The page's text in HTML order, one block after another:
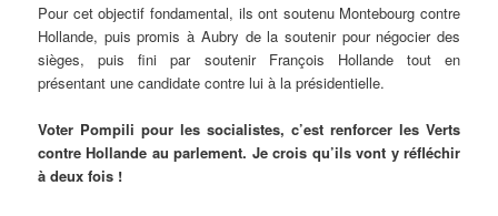
Pour cet objectif fondamental, ils ont soutenu Montebourg contre
Hollande, puis promis à Aubry de la soutenir pour négocier des
sièges, puis fini par soutenir François Hollande tout en
présentant une candidate contre lui à la présidentielle.
Voter Pompili pour les socialistes, c’est renforcer les Verts
contre Hollande au parlement. Je crois qu’ils vont y réfléchir
à deux fois !